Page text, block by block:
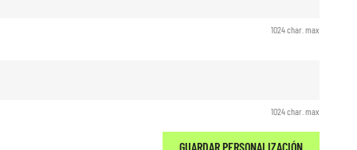
1024 char. max
1024 char. max
GUARDAR PERSONALIZACIÓN